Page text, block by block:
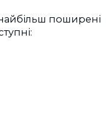
поширені